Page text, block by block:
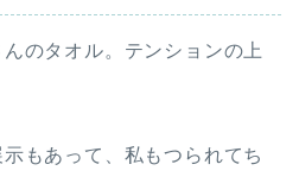
のタオル。テンションの上
もあって、私もつられてち